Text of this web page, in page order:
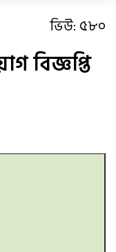
ভিউ: ৫৮০
বিজ্ঞপ্তি